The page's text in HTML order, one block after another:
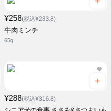
¥258(税込¥283.8)
牛肉ミンチ
65g
¥288(税込¥316.8)